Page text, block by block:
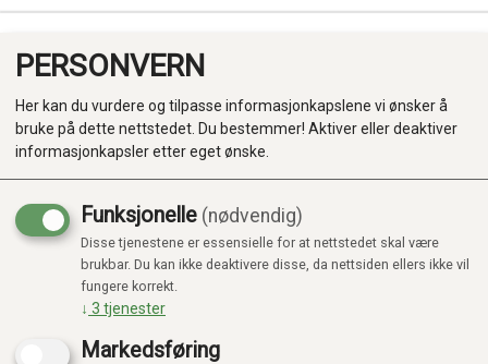
Produkter
Kategorier
Kampanje
PERSONVERN
Her kan du vurdere og tilpasse informasjonkapslene vi ønsker å
bruke på dette nettstedet. Du bestemmer! Aktiver eller deaktiver
informasjonkapsler etter eget ønske.
Funksjonelle (nødvendig)
Disse tjenestene er essensielle for at nettstedet skal være
brukbar. Du kan ikke deaktivere disse, da nettsiden ellers ikke vil
fungere korrekt.
↓ 3 tjenester
Markedsføring